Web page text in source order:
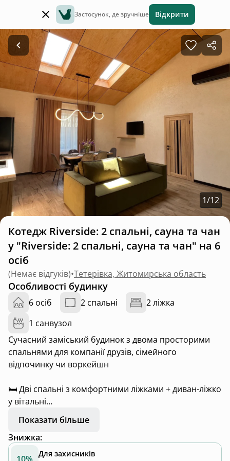
Застосунок, де зручніше Відкрити
1/12
Котедж Riverside: 2 спальні, сауна та чан
у "Riverside: 2 спальні, сауна та чан" на 6
осіб
(Немає відгуків)•Тетерівка, Житомирська область
Особливості будинку
6 осіб 2 спальні
2 ліжка
1 санвузол
Сучасний заміський будинок з двома просторими
спальнями для компанії друзів, сімейного
відпочинку чи воркейшн
🛏 Дві спальні з комфортними ліжками + диван-ліжко
у вітальні
🛁 Спа
Приватна сауна в будинку (2год/доба включено у
вартість)
Показати більше
Знижка:
Для захисників